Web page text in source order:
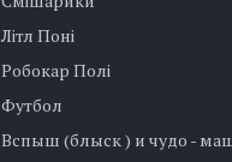
Літл Поні
Робокар Полі
Футбол
Вспыш (блыск ) и чудо -